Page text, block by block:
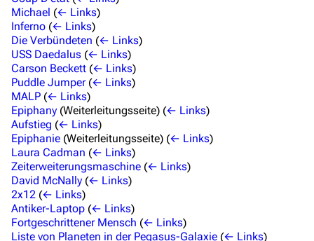
Filme
Das Stargate-Universum
Themenportal
Personen
Völker
Orte
Objekte
Zeitleiste
Fanprojekte
Michael (← Links)
Inferno (← Links)
Die Verbündeten (← Links)
USS Daedalus (← Links)
Carson Beckett (← Links)
Puddle Jumper (← Links)
MALP (← Links)
Epiphany (Weiterleitungsseite) (← Links)
Aufstieg (← Links)
Epiphanie (Weiterleitungsseite) (← Links)
Laura Cadman (← Links)
Zeiterweiterungsmaschine (← Links)
David McNally (← Links)
2x12 (← Links)
Antiker-Laptop (← Links)
Fortgeschrittener Mensch (← Links)
Liste von Planeten in der Pegasus-Galaxie (← Links)